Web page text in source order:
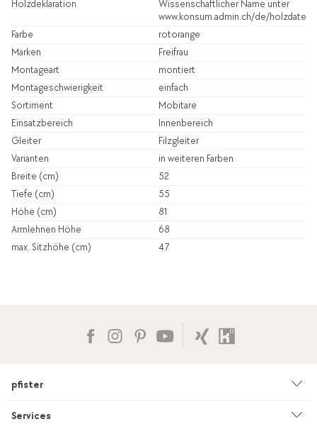
Holzdeklaration
Wissenschaftlicher Name unter
www.konsum.admin.ch/de/
Farbe
rotorange
Marken
Freifrau
Montageart
montiert
Montageschwierigkeit
einfach
Sortiment
Mobitare
Einsatzbereich
Innenbereich
Gleiter
Filzgleiter
Varianten
in weiteren Farben
Breite (cm)
52
Tiefe (cm)
55
Höhe (cm)
81
Armlehnen Höhe
68
max. Sitzhöhe (cm)
47
pfister
Unternehmen
Services